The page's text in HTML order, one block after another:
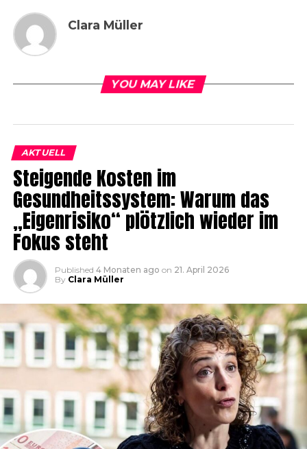
Clara Müller
YOU MAY LIKE
AKTUELL
Steigende Kosten im
Gesundheitssystem: Warum das
„Eigenrisiko“ plötzlich wieder im
Fokus steht
Published 4 Monaten ago on 21. April 2026
By Clara Müller